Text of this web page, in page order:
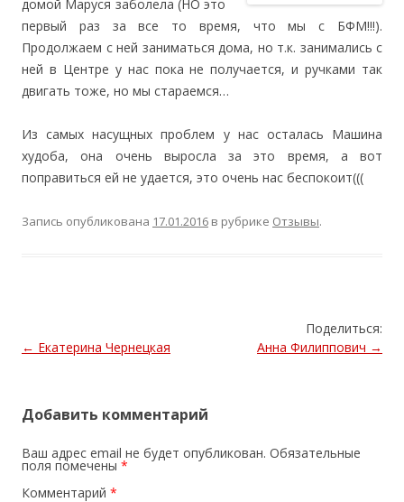
домой Маруся заболела (НО это
первый раз за все то время, что мы с БФМ!!!).
Продолжаем с ней заниматься дома, но т.к. занимались с
ней в Центре у нас пока не получается, и ручками так
двигать тоже, но мы стараемся…
Из самых насущных проблем у нас осталась Машина
худоба, она очень выросла за это время, а вот
поправиться ей не удается, это очень нас беспокоит(((
Запись опубликована 17.01.2016 в рубрике Отзывы.
Поделиться:
Навигация
← Екатерина Чернецкая Анна Филиппович →
Добавить комментарий
Ваш адрес email не будет опубликован. Обязательные
поля помечены *
Комментарий *